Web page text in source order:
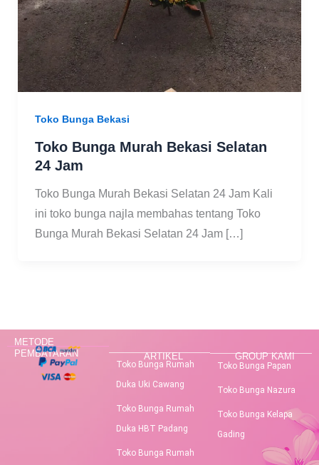
Toko Bunga Bekasi
Toko Bunga Murah Bekasi Selatan
24 Jam
Toko Bunga Murah Bekasi Selatan 24 Jam Kali
ini toko bunga najla membahas tentang Toko
Bunga Murah Bekasi Selatan 24 Jam […]
METODE
PEMBAYARAN
ARTIKEL
Toko Bunga Rumah
Duka Uki Cawang
Toko Bunga Rumah
Duka HBT Padang
Toko Bunga Rumah
GROUP KAMI
Toko Bunga Papan
Toko Bunga Nazura
Toko Bunga Kelapa
Gading